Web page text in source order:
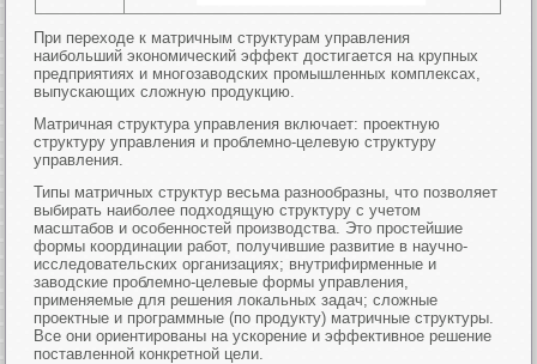
При переходе к матричным структурам управления
наибольший экономический эффект достигается на крупных
предприятиях и многозаводских промышленных комплексах,
выпускающих сложную продукцию.
Матричная структура управления включает: проектную
структуру управления и проблемно-целевую структуру
управления.
Типы матричных структур весьма разнообразны, что позволяет
выбирать наиболее подходящую структуру с учетом
масштабов и особенностей производства. Это простейшие
формы координации работ, получившие развитие в научно-
исследовательских организациях; внутрифирменные и
заводские проблемно-целевые формы управления,
применяемые для решения локальных задач; сложные
проектные и программные (по продукту) матричные структуры.
Все они ориентированы на ускорение и эффективное решение
поставленной конкретной цели.